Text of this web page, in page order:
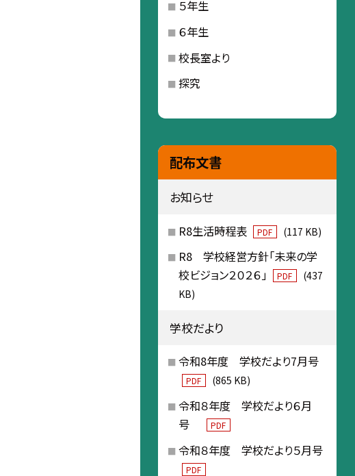
５年生
６年生
校長室より
探究
配布文書
お知らせ
R8生活時程表 PDF (117 KB)
R8 学校経営方針「未来の学
校ビジョン２０２６」
PDF
(437
KB)
学校だより
令和8年度 学校だより7月号
PDF (865 KB)
令和８年度 学校だより６月
号
PDF
令和８年度 学校だより５月号
PDF